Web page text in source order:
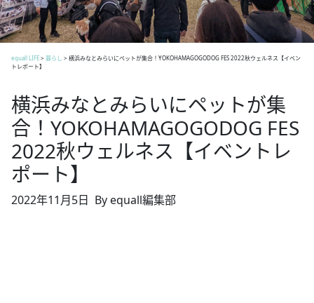
equall LIFE> 暮らし > 横浜みなとみらいにペットが集合！YOKOHAMAGOGODOG FES 2022秋ウェルネス【イベン
トレポート】
横浜みなとみらいにペットが集
合！YOKOHAMAGOGODOG FES
2022秋ウェルネス【イベントレ
ポート】
2022年11月5日 By equall編集部